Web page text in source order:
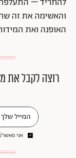
והאשימה את זה
האופנה ואת
רוצה לקבל את
אני מאשר/